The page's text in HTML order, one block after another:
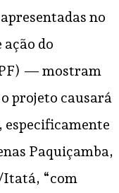
no
do
— mostram
projeto causará
especificamente
Paquiçamba,
“com